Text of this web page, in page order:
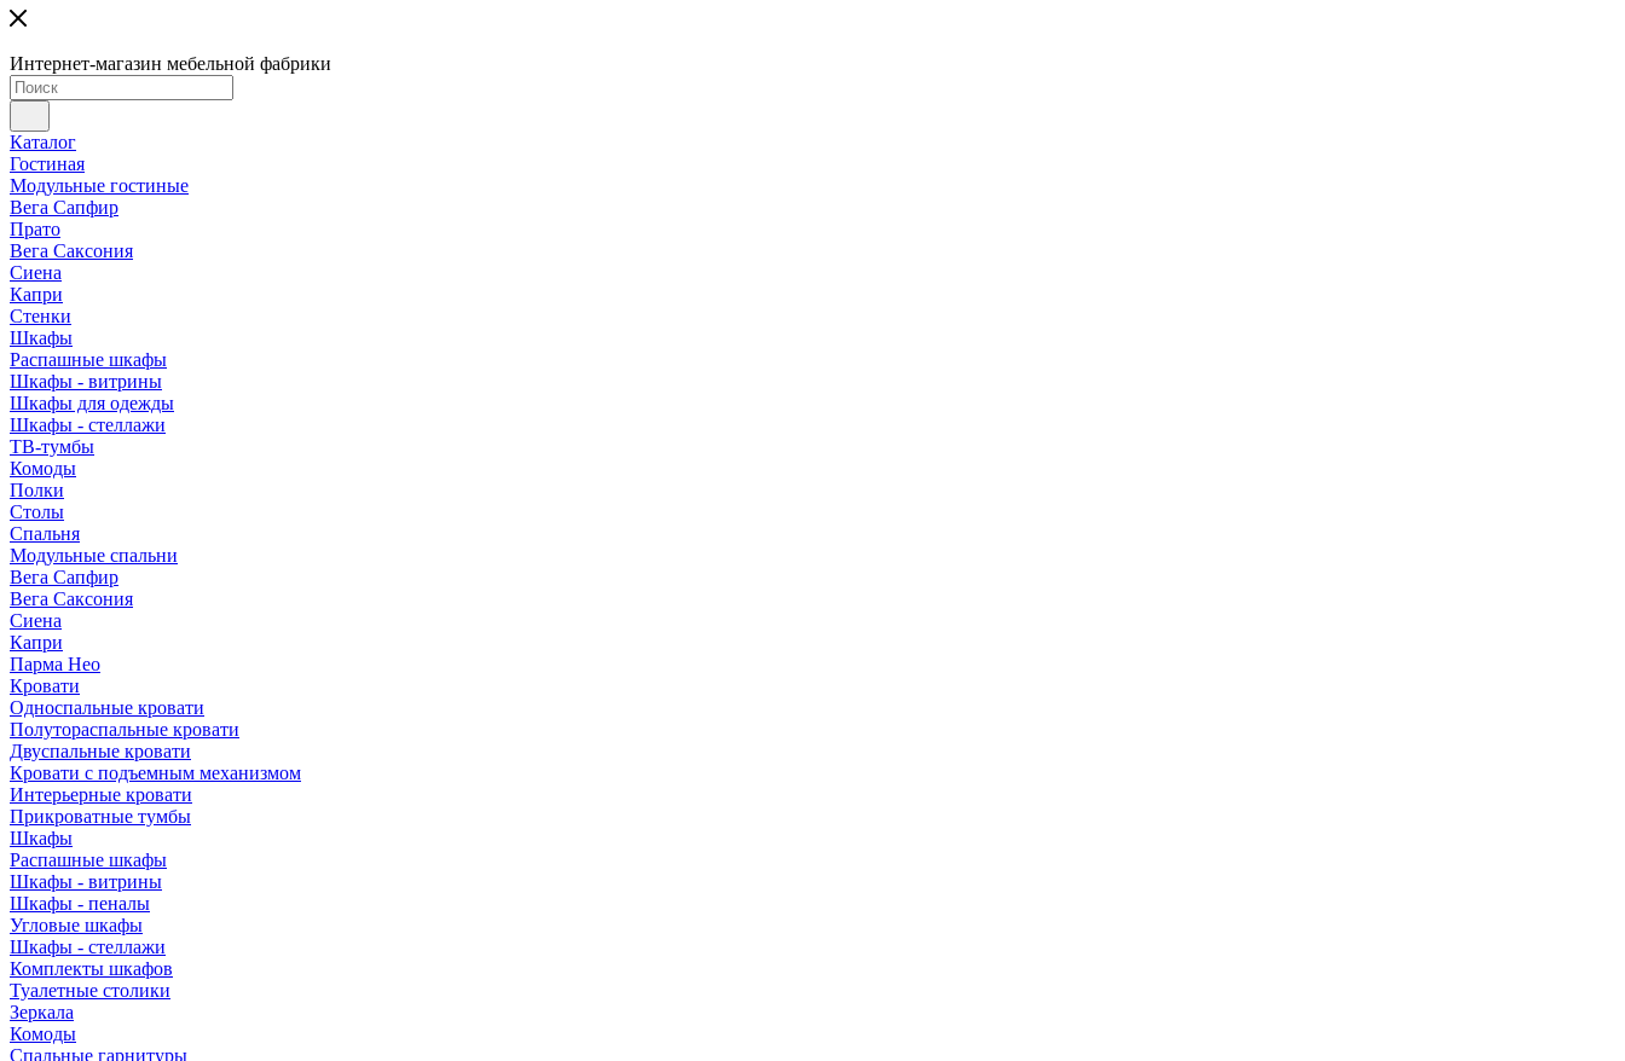
Интернет-магазин мебельной фабрики
Каталог
Гостиная
Модульные гостиные
Вега Сапфир
Прато
Вега Саксония
Сиена
Капри
Стенки
Шкафы
Распашные шкафы
Шкафы - витрины
Шкафы для одежды
Шкафы - стеллажи
ТВ-тумбы
Комоды
Полки
Столы
Спальня
Модульные спальни
Вега Сапфир
Вега Саксония
Сиена
Капри
Парма Нео
Кровати
Односпальные кровати
Полутораспальные кровати
Двуспальные кровати
Кровати с подъемным механизмом
Интерьерные кровати
Прикроватные тумбы
Шкафы
Распашные шкафы
Шкафы - витрины
Шкафы - пеналы
Угловые шкафы
Шкафы - стеллажи
Комплекты шкафов
Туалетные столики
Зеркала
Комоды
Спальные гарнитуры